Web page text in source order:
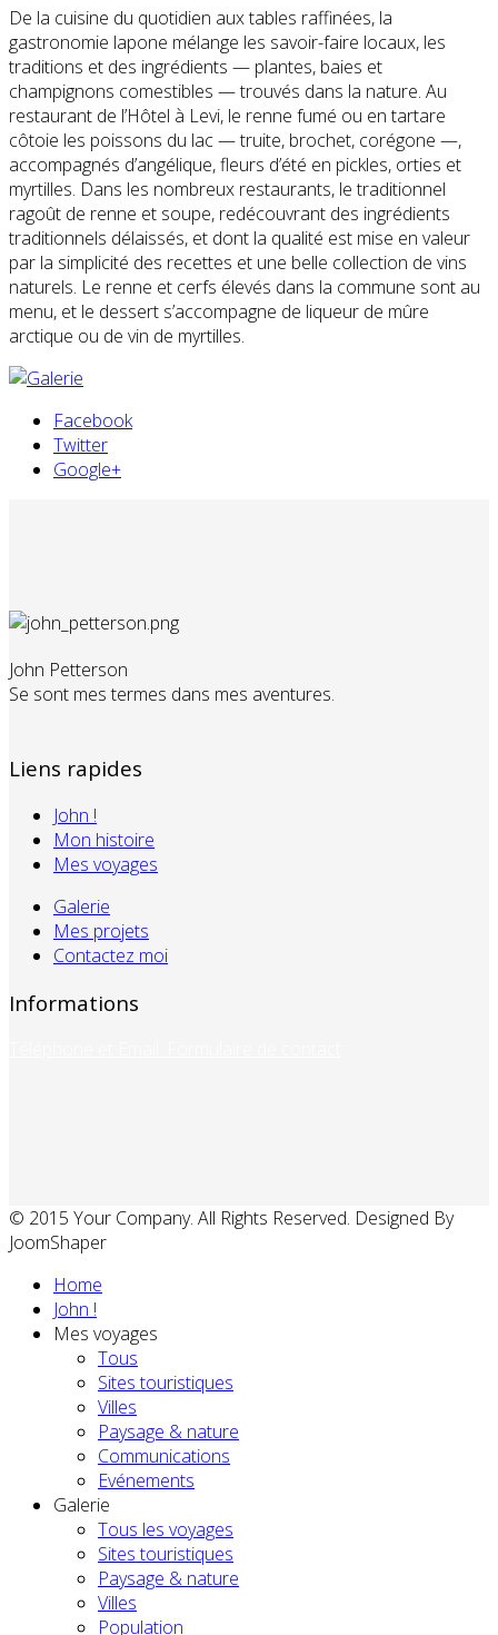
De la cuisine du quotidien aux tables raffinées, la
gastronomie lapone mélange les savoir-faire locaux, les
traditions et des ingrédients — plantes, baies et
champignons comestibles — trouvés dans la nature. Au
restaurant de l’Hôtel à Levi, le renne fumé ou en tartare
côtoie les poissons du lac — truite, brochet, corégone —,
accompagnés d’angélique, fleurs d’été en pickles, orties et
myrtilles. Dans les nombreux restaurants, le traditionnel
ragoût de renne et soupe, redécouvrant des ingrédients
traditionnels délaissés, et dont la qualité est mise en valeur
par la simplicité des recettes et une belle collection de vins
naturels. Le renne et cerfs élevés dans la commune sont au
menu, et le dessert s’accompagne de liqueur de mûre
arctique ou de vin de myrtilles.
Facebook
Twitter
Google+
John Petterson
Se sont mes termes dans mes aventures.
Liens rapides
John !
Mon histoire
Mes voyages
Galerie
Mes projets
Contactez moi
Informations
© 2015 Your Company. All Rights Reserved. Designed By
JoomShaper
Home
John !
Mes voyages
Tous
Sites touristiques
Villes
Paysage & nature
Communications
Evénements
Galerie
Tous les voyages
Sites touristiques
Paysage & nature
Villes
Population